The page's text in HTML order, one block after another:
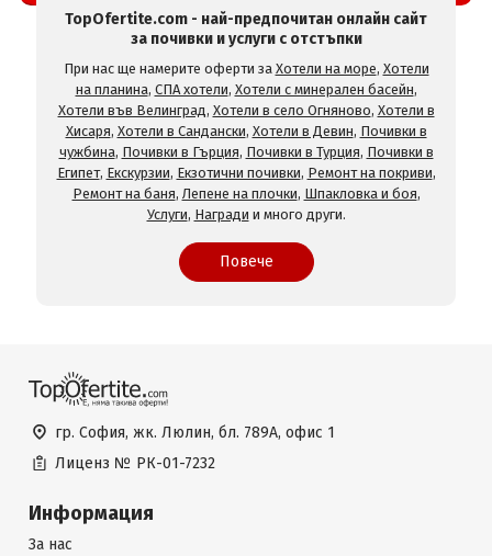
TopOfertite.com - най-предпочитан онлайн сайт
за почивки и услуги с отстъпки
При нас ще намерите оферти за Хотели на море, Хотели
на планина, СПА хотели, Хотели с минерален басейн,
Хотели във Велинград, Хотели в село Огняново, Хотели в
Хисаря, Хотели в Сандански, Хотели в Девин, Почивки в
чужбина, Почивки в Гърция, Почивки в Турция, Почивки в
Египет, Екскурзии, Екзотични почивки, Ремонт на покриви,
Ремонт на баня, Лепене на плочки, Шпакловка и боя,
Услуги, Награди и много други.
Повече
гр. София, жк. Люлин, бл. 789А, офис 1
Лиценз № РК-01-7232
Информация
За нас